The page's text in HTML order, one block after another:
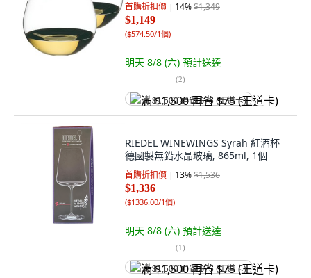
首購折扣價 14%$1,349
$1,149
($574.50/1個)
明天 8/8 (六) 預計送達
(2)
满 $1,500 再省 $75 (王道卡)
RIEDEL WINEWINGS Syrah 紅酒杯
德國製無鉛水晶玻璃, 865ml, 1個
首購折扣價 13%$1,536
$1,336
($1336.00/1個)
明天 8/8 (六) 預計送達
(1)
满 $1,500 再省 $75 (王道卡)